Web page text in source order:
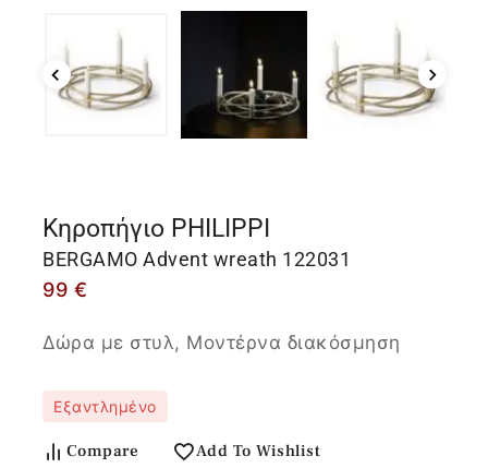
Κηροπήγιο PHILIPPI
BERGAMO Advent wreath 122031
99 €
Δώρα με στυλ, Μοντέρνα διακόσμηση
Εξαντλημένο
Compare Add To Wishlist